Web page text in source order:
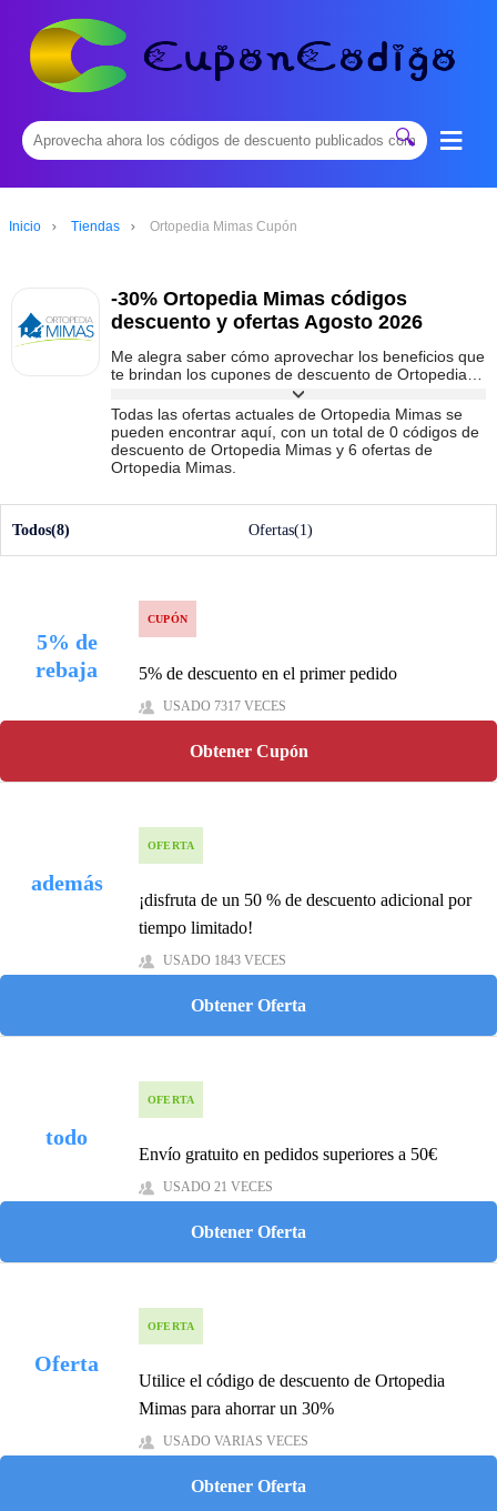
🔍 ≡
Inicio Tiendas Ortopedia Mimas Cupón
-30% Ortopedia Mimas códigos
descuento y ofertas Agosto 2026
Me alegra saber cómo aprovechar los beneficios que
te brindan los cupones de descuento de Ortopedia
Mimas y usarlos sabiamente, es genial poder ahorrar
dinero con ellos. Encuponcodigoes.com , todos los
días se proporcionan códigos promocionales
especiales de Ortopedia Mimas y ofertas especiales,
lo que le permite ahorrar dinero en cada compra de
Ortopedia Mimas.
Todas las ofertas actuales de Ortopedia Mimas se
pueden encontrar aquí, con un total de 0 códigos de
descuento de Ortopedia Mimas y 6 ofertas de
Ortopedia Mimas.
Todos(8) Ofertas(1)
5% de
rebaja
CUPÓN
5% de descuento en el primer pedido
USADO 7317 VECES
Obtener Cupón
además
OFERTA
¡disfruta de un 50 % de descuento adicional por
tiempo limitado!
USADO 1843 VECES
Obtener Oferta
todo
OFERTA
Envío gratuito en pedidos superiores a 50€
USADO 21 VECES
Obtener Oferta
Oferta
OFERTA
Utilice el código de descuento de Ortopedia
Mimas para ahorrar un 30%
USADO VARIAS VECES
Obtener Oferta